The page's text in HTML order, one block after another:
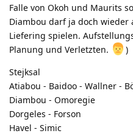
Falle von Okoh und Maurits
Diambou darf ja doch
Liefering spielen.
Planung und Verletzten.
)
Stejksal
Atiabou - Baidoo - Wallner -
Diambou - Omoregie
Dorgeles - Forson
Havel - Simic